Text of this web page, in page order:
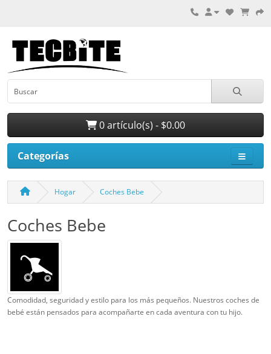
0 artículo(s) - $0.00
Categorías
Hogar Coches Bebe
Coches Bebe
Comodidad, seguridad y estilo para los más pequeños. Nuestros coches de
bebé están pensados para acompañarte en cada aventura con tu hijo.